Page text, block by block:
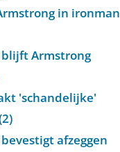
in ironman
Armstrong
'schandelijke'
afzeggen